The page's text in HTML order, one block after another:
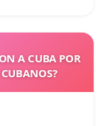
A CUBA POR